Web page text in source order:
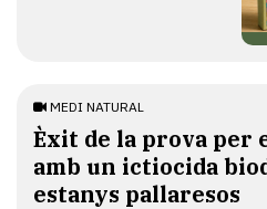
MEDI NATURAL
Èxit de la prova per
amb un ictiocida
estanys pallaresos